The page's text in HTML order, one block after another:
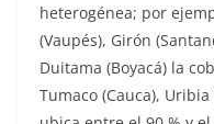
heterogénea; por
(Vaupés), Girón
Duitama (Boyacá) la
Tumaco (Cauca),